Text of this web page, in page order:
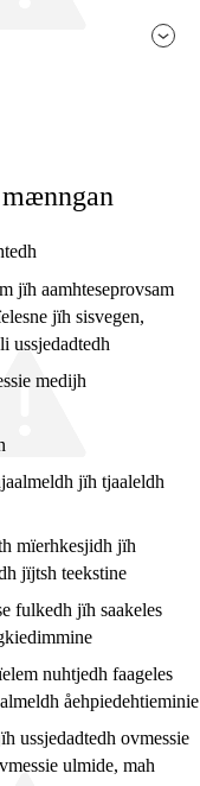
jïh aamhteseprovsam
jïh sisvegen,
ussjedadtedh
medijh
jïh tjaaleldh
mïerhkesjidh jïh
jïjtsh teekstine
fulkedh jïh saakeles
nuhtjedh faageles
åehpiedehtieminie
ussjedadtedh ovmessie
ulmide, mah